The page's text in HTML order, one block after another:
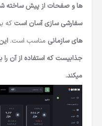
ها و صفحات از پیش ساخته
سفارشی سازی آسان است که
های سازمانی مناسب است.
جذابیست که استفاده از آن
میکند.